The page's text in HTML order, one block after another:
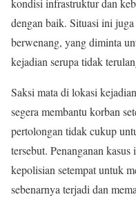
kondisi infrastruktur dan
dengan baik. Situasi ini
berwenang, yang diminta
kejadian serupa tidak
Saksi mata di lokasi
segera membantu korban
pertolongan tidak cukup
tersebut. Penanganan
kepolisian setempat untuk
sebenarnya terjadi dan